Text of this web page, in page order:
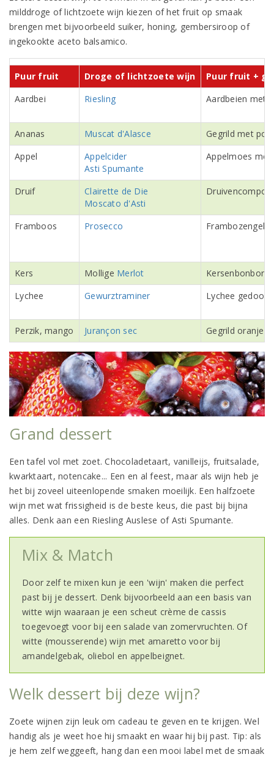
milddroge of lichtzoete wijn kiezen of het fruit op smaak
brengen met bijvoorbeeld suiker, honing, gembersiroop of
ingekookte aceto balsamico.
Puur fruit Droge of lichtzoete wijn
Puur fruit +
Aardbei
Riesling Aardbeien met
Ananas Muscat d'Alasce
Gegrild met
Appel
Appelcider
Asti Spumante
Appelmoes met
Druif
Clairette de Die
Moscato d'Asti
Framboos Prosecco Frambozengelei
Kers Mollige Merlot
Kersenbonbon
Lychee
Gewurztraminer Lychee
Perzik, mango Jurançon sec Gegrild oranje
Grand dessert
Een tafel vol met zoet. Chocoladetaart, vanilleijs, fruitsalade,
kwarktaart, notencake... Een en al feest, maar als wijn heb je
het bij zoveel uiteenlopende smaken moeilijk. Een halfzoete
wijn met wat frissigheid is de beste keus, die past bij bijna
alles. Denk aan een Riesling Auslese of Asti Spumante.
Mix & Match
Door zelf te mixen kun je een 'wijn' maken die perfect
past bij je dessert. Denk bijvoorbeeld aan een basis van
witte wijn waaraan je een scheut crème de cassis
toegevoegt voor bij een salade van zomervruchten. Of
witte (mousserende) wijn met amaretto voor bij
amandelgebak, oliebol en appelbeignet.
Welk dessert bij deze wijn?
Zoete wijnen zijn leuk om cadeau te geven en te krijgen. Wel
handig als je weet hoe hij smaakt en waar hij bij past. Tip: als
je hem zelf weggeeft, hang dan een mooi label met de smaak